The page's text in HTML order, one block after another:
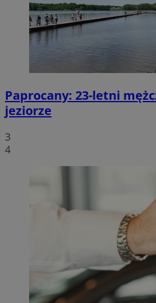
Paprocany: 23-letni
jeziorze
3
4